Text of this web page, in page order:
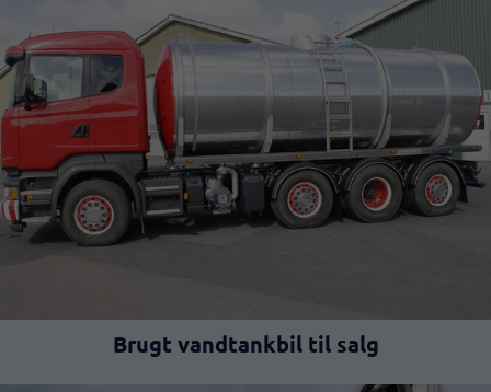
Brugt vandtankbil til salg